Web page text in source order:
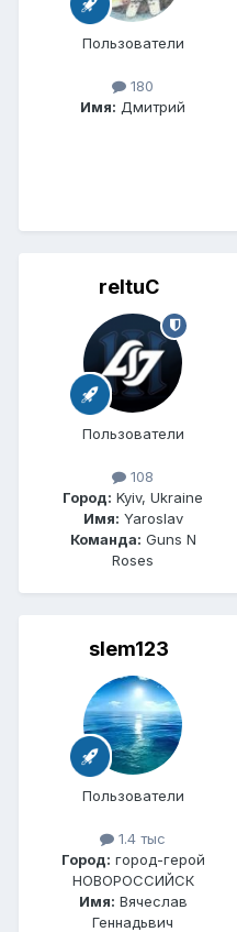
Пользователи
180
Имя: Дмитрий
reltuC
Пользователи
108
Город: Kyiv, Ukraine
Имя: Yaroslav
Команда: Guns N
Roses
slem123
Пользователи
1.4 тыс
Город: город-герой
НОВОРОССИЙСК
Имя: Вячеслав
Геннадьвич